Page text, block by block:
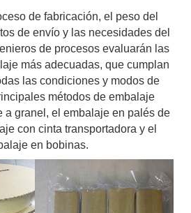
de fabricación, el peso del
de envío y las necesidades del
de procesos evaluarán las
más adecuadas, que cumplan
las condiciones y modos de
métodos de embalaje
a granel, el embalaje en palés de
con cinta transportadora y el
en bobinas.